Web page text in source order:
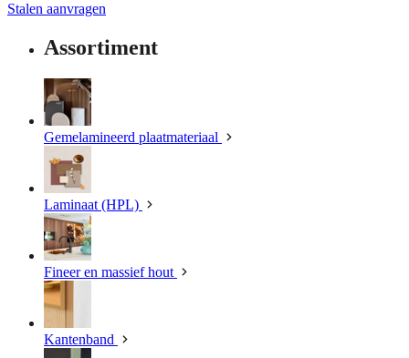
Stalen aanvragen
Assortiment
Gemelamineerd plaatmateriaal
Laminaat (HPL)
Fineer en massief hout
Kantenband